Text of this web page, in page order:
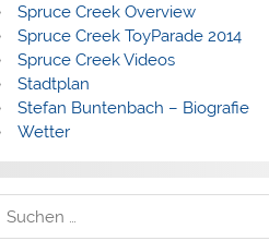
Spruce Creek Overview
Spruce Creek ToyParade 2014
Spruce Creek Videos
Stadtplan
Stefan Buntenbach – Biografie
Wetter